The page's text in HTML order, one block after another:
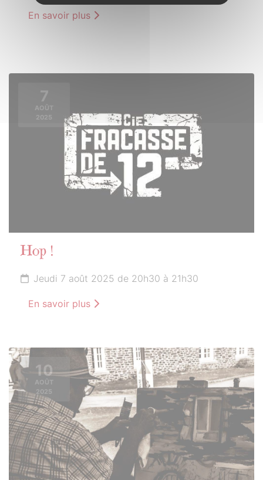
En savoir plus
7
AOÛT
2025
Hop !
Jeudi 7 août 2025 de 20h30 à 21h30
En savoir plus
10
AOÛT
2025